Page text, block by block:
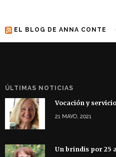
EL BLOG DE ANNA CONTE
ÚLTIMAS NOTICIAS
Vocación y
21 MAYO, 2021
Un brindis por 25